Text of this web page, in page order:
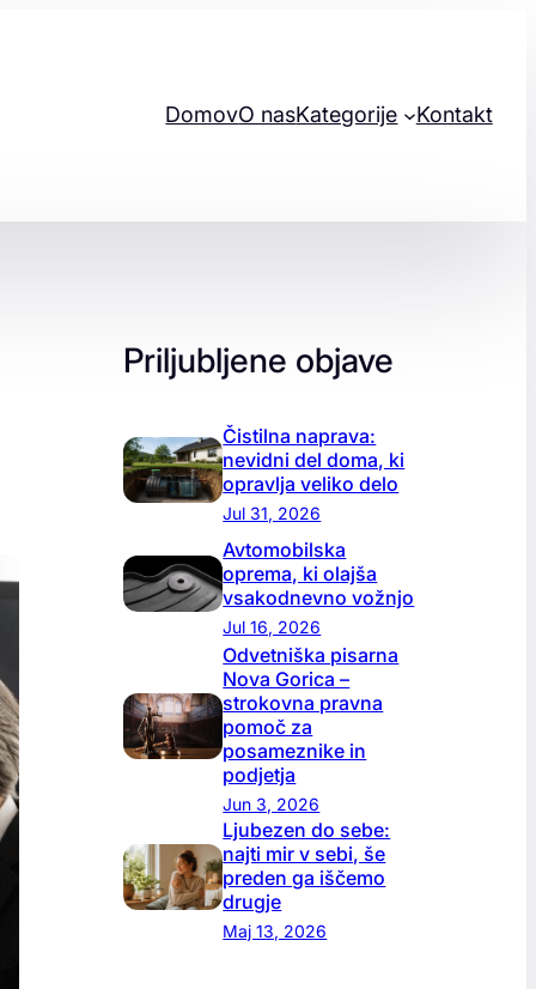
DomovO nasKategorije Kontakt
Priljubljene objave
Čistilna naprava:
nevidni del doma, ki
opravlja veliko delo
Jul 31, 2026
Avtomobilska
oprema, ki olajša
vsakodnevno vožnjo
Jul 16, 2026
Odvetniška pisarna
Nova Gorica –
strokovna pravna
pomoč za
posameznike in
podjetja
Jun 3, 2026
Ljubezen do sebe:
najti mir v sebi, še
preden ga iščemo
drugje
Maj 13, 2026